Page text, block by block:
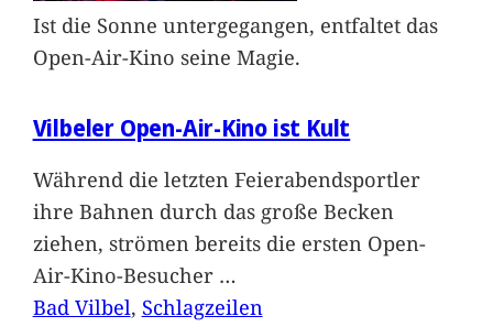
Ist die Sonne untergegangen, entfaltet das
Open-Air-Kino seine Magie.
Vilbeler Open-Air-Kino ist Kult
Während die letzten Feierabendsportler
ihre Bahnen durch das große Becken
ziehen, strömen bereits die ersten Open-
Air-Kino-Besucher …
Bad Vilbel, Schlagzeilen